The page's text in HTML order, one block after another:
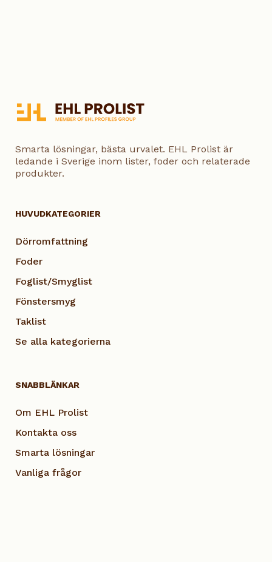
Smarta lösningar, bästa urvalet. EHL Prolist är
ledande i Sverige inom lister, foder och relaterade
produkter.
HUVUDKATEGORIER
Dörromfattning
Foder
Foglist/Smyglist
Fönstersmyg
Taklist
Se alla kategorierna
SNABBLÄNKAR
Om EHL Prolist
Kontakta oss
Smarta lösningar
Vanliga frågor